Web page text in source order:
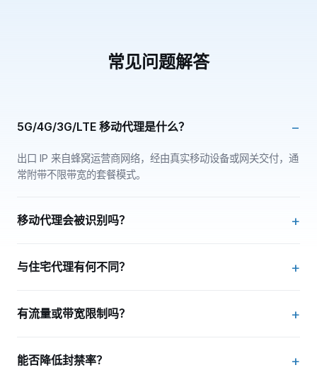
常见问题解答
5G/4G/3G/LTE 移动代理是什么？
出口 IP 来自蜂窝运营商网络，经由真实移动设备或网关交付，通
常附带不限带宽的套餐模式。
移动代理会被识别吗？
均检测难度通常高于机房段。
与住宅代理有何不同？
期封禁后更容易换到新地址。
有流量或带宽限制吗？
能否降低封禁率？